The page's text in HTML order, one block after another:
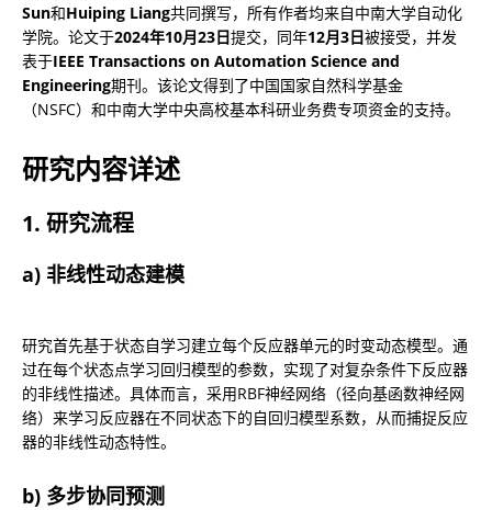
Sun和Huiping Liang共同撰写，所有作者均来自中南大学自动化
学院。论文于2024年10月23日提交，同年12月3日被接受，并发
表于IEEE Transactions on Automation Science and
Engineering期刊。该论文得到了中国国家自然科学基金
（NSFC）和中南大学中央高校基本科研业务费专项资金的支持。
研究内容详述
1. 研究流程
a) 非线性动态建模
研究首先基于状态自学习建立每个反应器单元的时变动态模型。通
过在每个状态点学习回归模型的参数，实现了对复杂条件下反应器
的非线性描述。具体而言，采用RBF神经网络（径向基函数神经网
络）来学习反应器在不同状态下的自回归模型系数，从而捕捉反应
器的非线性动态特性。
b) 多步协同预测